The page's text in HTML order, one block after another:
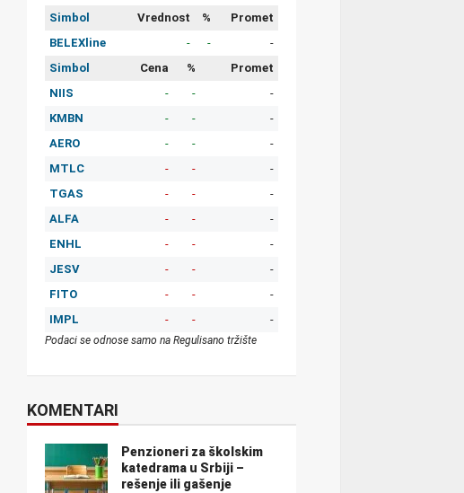
Simbol Vrednost %
Promet
BELEXline
- -
-
Simbol
Cena %
Promet
NIIS
- -
-
KMBN
- -
-
AERO
- -
-
MTLC
- -
-
TGAS
- -
-
ALFA
- -
-
ENHL
- -
-
JESV
- -
-
FITO
- -
-
IMPL
- - -
Podaci se odnose samo na Regulisano tržište
KOMENTARI
Penzioneri za školskim
katedrama u Srbiji –
rešenje ili gašenje